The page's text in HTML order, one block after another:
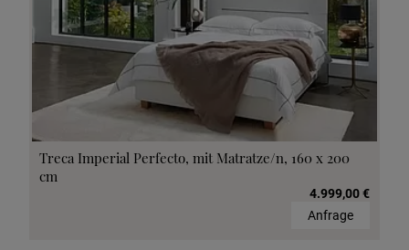
Treca Imperial Perfecto, mit Matratze/n, 160 x 200
cm
4.999,00 €
Anfrage